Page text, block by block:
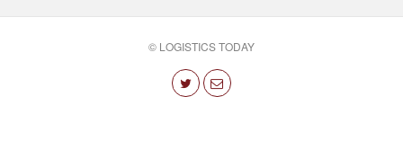
© LOGISTICS TODAY